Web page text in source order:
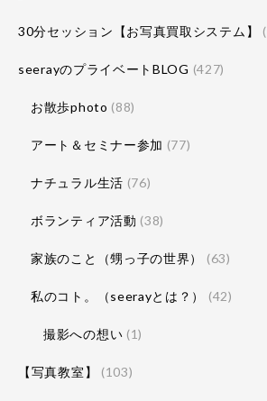
30分セッション【お写真買取システム】
seerayのプライベートBLOG (427)
お散歩photo (88)
アート＆セミナー参加 (77)
ナチュラル生活 (76)
ボランティア活動 (38)
家族のこと（甥っ子の世界） (63)
私のコト。（seerayとは？） (42)
撮影への想い (1)
【写真教室】 (103)